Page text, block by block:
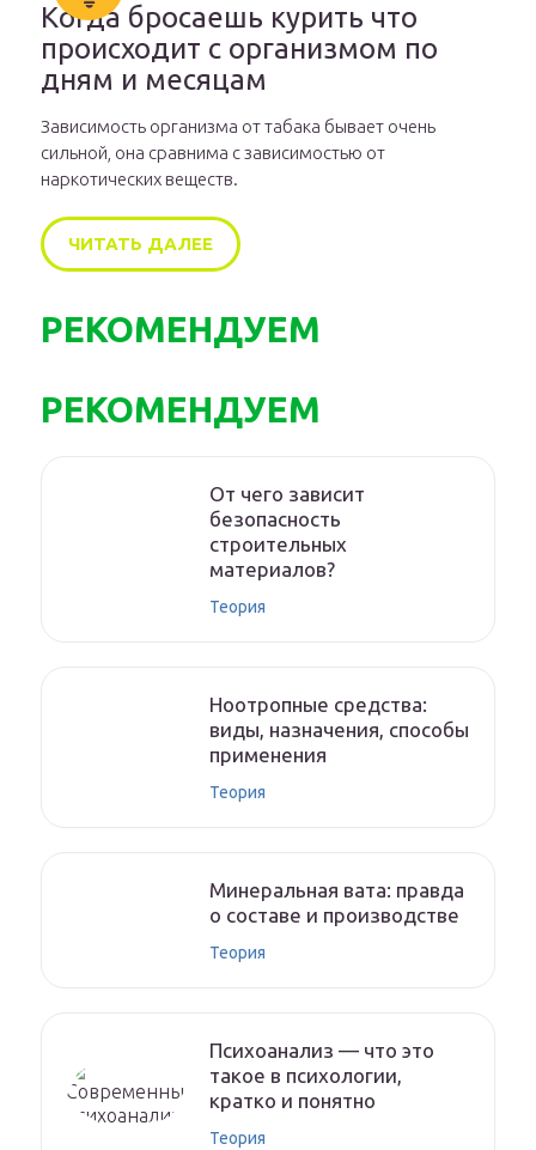
Когда бросаешь курить что
происходит с организмом по
дням и месяцам
Зависимость организма от табака бывает очень
сильной, она сравнима с зависимостью от
наркотических веществ.
ЧИТАТЬ ДАЛЕЕ
РЕКОМЕНДУЕМ
РЕКОМЕНДУЕМ
От чего зависит
безопасность
строительных
материалов?
Теория
Ноотропные средства:
виды, назначения, способы
применения
Теория
Минеральная вата: правда
о составе и производстве
Теория
Психоанализ — что это
такое в психологии,
кратко и понятно
Теория